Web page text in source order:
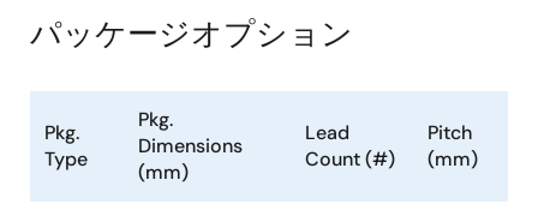
パッケージオプション
Pkg.
Type
Pkg.
Dimensions
(mm)
Lead
Count (#)
Pitch
(mm)